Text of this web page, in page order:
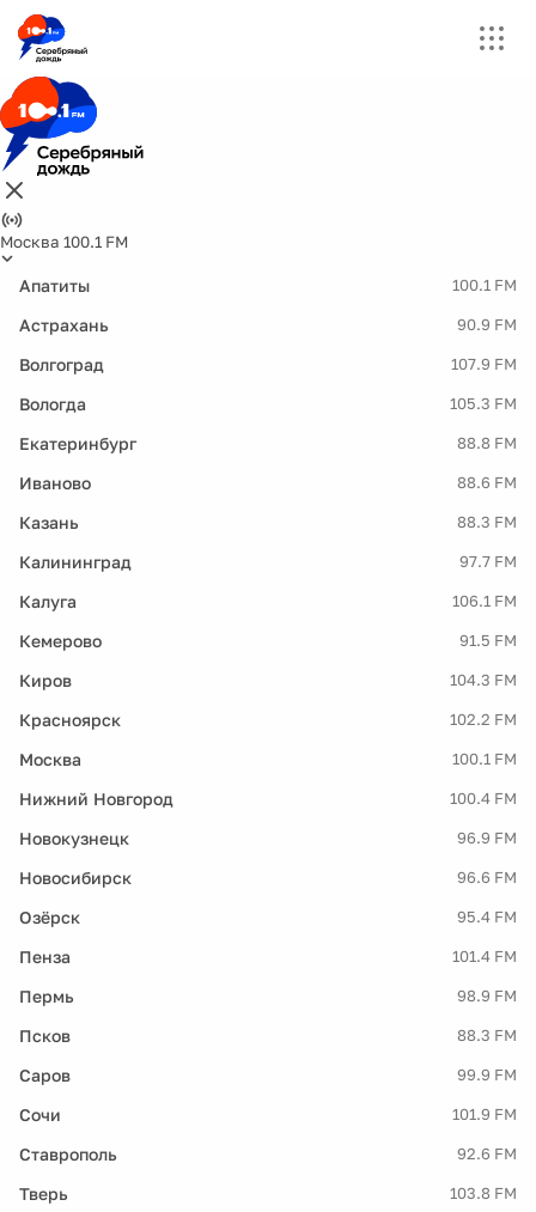
Москва 100.1 FM
Апатиты 100.1 FM
Астрахань 90.9 FM
Волгоград 107.9 FM
Вологда 105.3 FM
Екатеринбург 88.8 FM
Иваново 88.6 FM
Казань 88.3 FM
Калининград 97.7 FM
Калуга 106.1 FM
Кемерово 91.5 FM
Киров 104.3 FM
Красноярск 102.2 FM
Москва 100.1 FM
Нижний Новгород 100.4 FM
Новокузнецк 96.9 FM
Новосибирск 96.6 FM
Озёрск 95.4 FM
Пенза 101.4 FM
Пермь 98.9 FM
Псков 88.3 FM
Саров 99.9 FM
Сочи 101.9 FM
Ставрополь 92.6 FM
Тверь 103.8 FM